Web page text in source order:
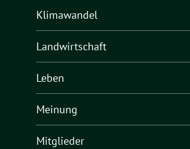
Klimawandel
Landwirtschaft
Leben
Meinung
Mitglieder